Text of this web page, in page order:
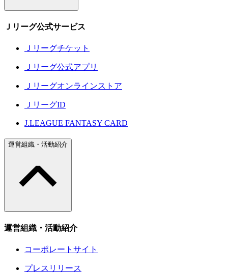
Ｊリーグ公式サービス
Ｊリーグチケット
Ｊリーグ公式アプリ
Ｊリーグオンラインストア
ＪリーグID
J.LEAGUE FANTASY CARD
運営組織・活動紹介
運営組織・活動紹介
コーポレートサイト
プレスリリース